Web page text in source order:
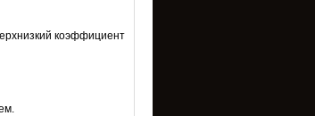
коэффициент